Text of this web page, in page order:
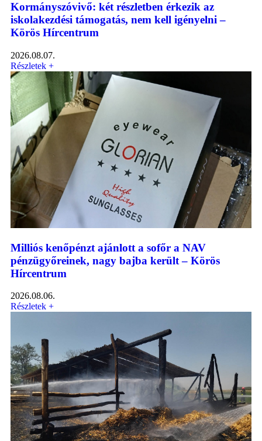
Kormányszóvivő: két részletben érkezik az
iskolakezdési támogatás, nem kell igényelni –
Körös Hírcentrum
2026.08.07.
Részletek +
Milliós kenőpénzt ajánlott a sofőr a NAV
pénzügyőreinek, nagy bajba került – Körös
Hírcentrum
2026.08.06.
Részletek +